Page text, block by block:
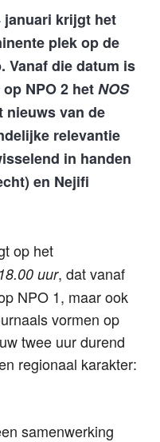
januari krijgt het
plek op de
Vanaf die datum is
NPO 2 hetNOS
nieuws van de
relevantie
in handen
en Nejifi
op het
uur, dat vanaf
NPO 1, maar ook
vormen op
twee uur durend
regionaal karakter:
samenwerking